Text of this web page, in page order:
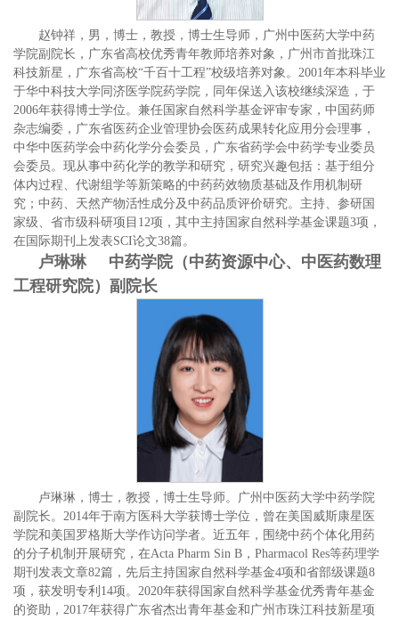
赵钟祥，男，博士，教授，博士生导师，广州中医药大学中药
学院副院长，广东省高校优秀青年教师培养对象，广州市首批珠江
科技新星，广东省高校“千百十工程”校级培养对象。2001年本科毕业
于华中科技大学同济医学院药学院，同年保送入该校继续深造，于
2006年获得博士学位。兼任国家自然科学基金评审专家，中国药师
杂志编委，广东省医药企业管理协会医药成果转化应用分会理事，
中华中医药学会中药化学分会委员，广东省药学会中药学专业委员
会委员。现从事中药化学的教学和研究，研究兴趣包括：基于组分
体内过程、代谢组学等新策略的中药药效物质基础及作用机制研
究；中药、天然产物活性成分及中药品质评价研究。主持、参研国
家级、省市级科研项目12项，其中主持国家自然科学基金课题3项，
在国际期刊上发表SCI论文38篇。
卢琳琳 中药学院（中药资源中心、中医药数理
工程研究院）副院长
卢琳琳，博士，教授，博士生导师。广州中医药大学中药学院
副院长。2014年于南方医科大学获博士学位，曾在美国威斯康星医
学院和美国罗格斯大学作访问学者。近五年，围绕中药个体化用药
的分子机制开展研究，在Acta Pharm Sin B，Pharmacol Res等药理学
期刊发表文章82篇，先后主持国家自然科学基金4项和省部级课题8
项，获发明专利14项。2020年获得国家自然科学基金优秀青年基金
的资助，2017年获得广东省杰出青年基金和广州市珠江科技新星项